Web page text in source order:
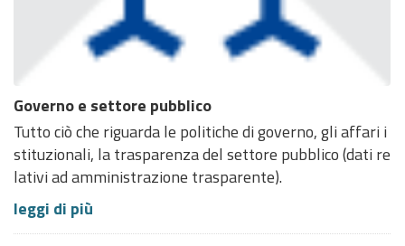
Governo e settore pubblico
Tutto ciò che riguarda le politiche di governo, gli affari i
stituzionali, la trasparenza del settore pubblico (dati re
lativi ad amministrazione trasparente).
leggi di più